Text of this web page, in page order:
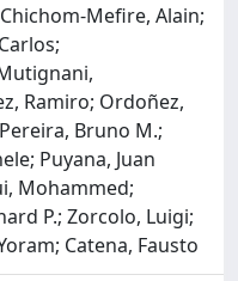
Mefire, Alain;
Ramiro; Ordoñez,
Bruno M.;
Puyana, Juan
Mohammed;
P.; Zorcolo, Luigi;
Catena, Fausto